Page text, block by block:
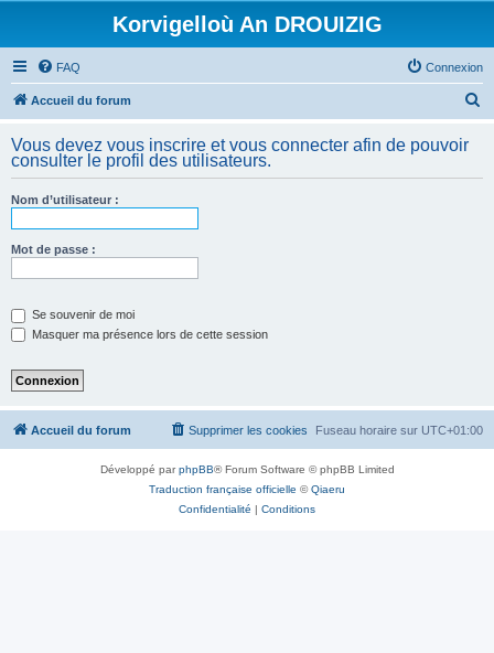
Korvigelloù An DROUIZIG
FAQ Connexion
Accueil du forum
h
Vous devez vous inscrire et vous connecter afin de pouvoir
consulter le profil des utilisateurs.
Nom d’utilisateur :
Mot de passe :
Se souvenir de moi
Masquer ma présence lors de cette session
Accueil du forum Fuseau horaire sur UTC+01:00
Supprimer les cookies
Développé parphpBB® Forum Software © phpBB Limited
Traduction française officielle ©Qiaeru
Confidentialité | Conditions